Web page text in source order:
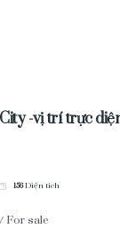
-vị trí trực
156Diện tích
For sale